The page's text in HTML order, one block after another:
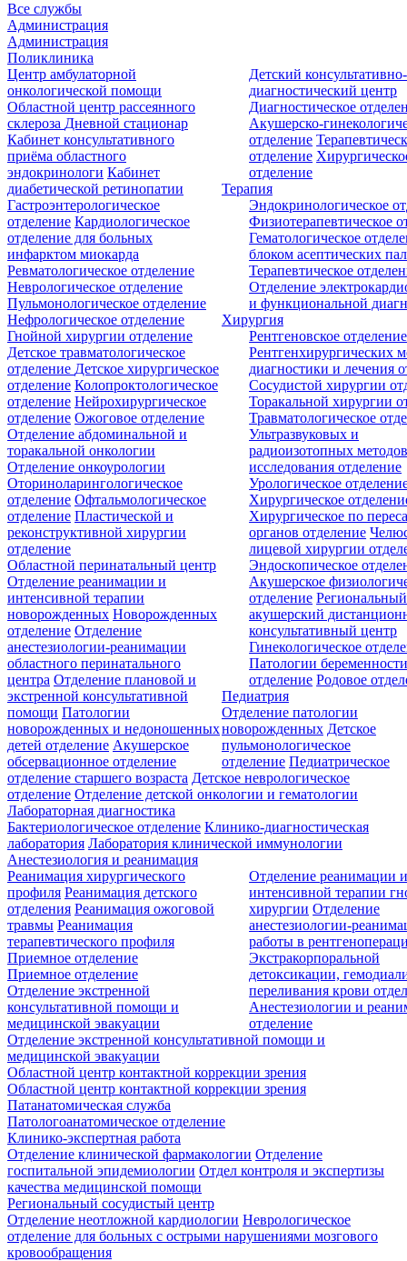
Все службы
Администрация
Администрация
Поликлиника
Центр амбулаторной
онкологической помощи
Областной центр рассеянного
склероза Дневной стационар
Кабинет консультативного
приёма областного
эндокринологи Кабинет
диабетической ретинопатии
Детский консультативно-
диагностический центр
Диагностическое
Акушерско-
отделение
отделение
отделение
Терапия
Гастроэнтерологическое
отделение Кардиологическое
отделение для больных
инфарктом миокарда
Ревматологическое отделение
Неврологическое отделение
Пульмонологическое отделение
Нефрологическое отделение
Эндокринологическое
Физиотерапевтическое
Гематологическое
блоком асептических
Терапевтическое
Отделение
и функциональной
Хирургия
Гнойной хирургии отделение
Детское травматологическое
отделение Детское хирургическое
отделение Колопроктологическое
отделение Нейрохирургическое
отделение Ожоговое отделение
Отделение абдоминальной и
торакальной онкологии
Отделение онкоурологии
Оториноларингологическое
отделение Офтальмологическое
отделение Пластической и
реконструктивной хирургии
отделение
Рентгеновское отделение
Рентгенхирургических
диагностики и лечения
Сосудистой хирургии
Торакальной хирургии
Травматологическое
Ультразвуковых и
радиоизотопных
исследования отделение
Урологическое
Хирургическое
Хирургическое по
органов отделение
лицевой хирургии
Эндоскопическое
Областной перинатальный центр
Отделение реанимации и
интенсивной терапии
новорожденных Новорожденных
отделение Отделение
анестезиологии-реанимации
областного перинатального
центра Отделение плановой и
экстренной консультативной
помощи Патологии
новорожденных и недоношенных
детей отделение Акушерское
обсервационное отделение
Акушерское
отделение Региональный
акушерский
консультативный центр
Гинекологическое
Патологии
отделение Родовое
Педиатрия
Отделение патологии
новорожденных Детское
пульмонологическое
отделение Педиатрическое
отделение старшего возраста Детское неврологическое
отделение Отделение детской онкологии и гематологии
Лабораторная диагностика
Бактериологическое отделение Клинико-диагностическая
лаборатория Лаборатория клинической иммунологии
Анестезиология и реанимация
Реанимация хирургического
профиля Реанимация детского
отделения Реанимация ожоговой
травмы Реанимация
терапевтического профиля
Отделение реанимации
интенсивной терапии
хирургии Отделение
анестезиологии-
работы в
Экстракорпоральной
детоксикации,
переливания крови
Анестезиологии и
отделение
Приемное отделение
Приемное отделение
Отделение экстренной
консультативной помощи и
медицинской эвакуации
Отделение экстренной консультативной помощи и
медицинской эвакуации
Областной центр контактной коррекции зрения
Областной центр контактной коррекции зрения
Патанатомическая служба
Патологоанатомическое отделение
Клинико-экспертная работа
Отделение клинической фармакологии Отделение
госпитальной эпидемиологии Отдел контроля и экспертизы
качества медицинской помощи
Региональный сосудистый центр
Отделение неотложной кардиологии Неврологическое
отделение для больных с острыми нарушениями мозгового
кровообращения